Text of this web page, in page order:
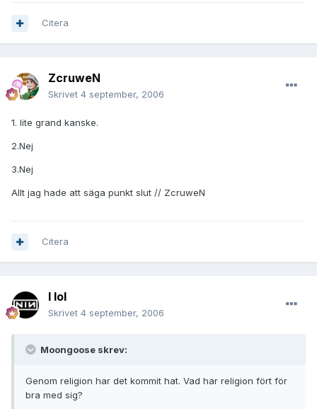
Citera
ZcruweN
Skrivet 4 september, 2006
1. lite grand kanske.
2.Nej
3.Nej
Allt jag hade att säga punkt slut // ZcruweN
Citera
I lol
Skrivet 4 september, 2006
Moongoose skrev:
Genom religion har det kommit hat. Vad har religion fört för
bra med sig?